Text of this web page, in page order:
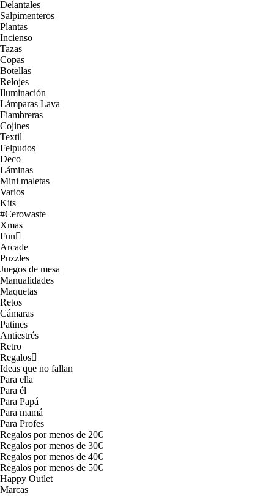
Delantales
Salpimenteros
Plantas
Incienso
Tazas
Copas
Botellas
Relojes
Iluminación
Lámparas Lava
Fiambreras
Cojines
Textil
Felpudos
Deco
Láminas
Mini maletas
Varios
Kits
#Cerowaste
Xmas
Fun
Arcade
Puzzles
Juegos de mesa
Manualidades
Maquetas
Retos
Cámaras
Patines
Antiestrés
Retro
Regalos
Ideas que no fallan
Para ella
Para él
Para Papá
Para mamá
Para Profes
Regalos por menos de 20€
Regalos por menos de 30€
Regalos por menos de 40€
Regalos por menos de 50€
Happy Outlet
Marcas